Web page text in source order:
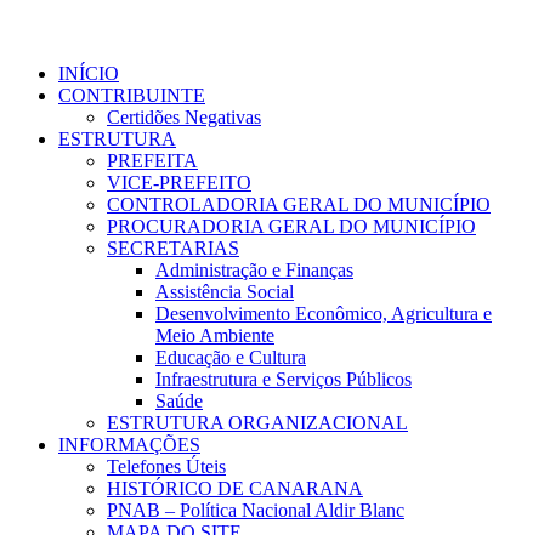
INÍCIO
CONTRIBUINTE
Certidões Negativas
ESTRUTURA
PREFEITA
VICE-PREFEITO
CONTROLADORIA GERAL DO MUNICÍPIO
PROCURADORIA GERAL DO MUNICÍPIO
SECRETARIAS
Administração e Finanças
Assistência Social
Desenvolvimento Econômico, Agricultura e
Meio Ambiente
Educação e Cultura
Infraestrutura e Serviços Públicos
Saúde
ESTRUTURA ORGANIZACIONAL
INFORMAÇÕES
Telefones Úteis
HISTÓRICO DE CANARANA
PNAB – Política Nacional Aldir Blanc